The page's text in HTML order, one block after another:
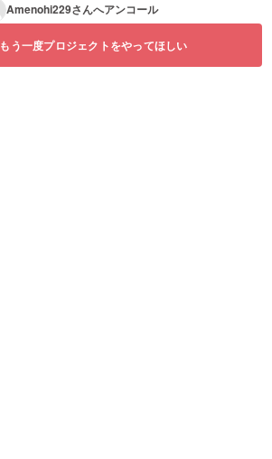
Amenohi229さんへアンコール
もう一度プロジェクトをやってほしい